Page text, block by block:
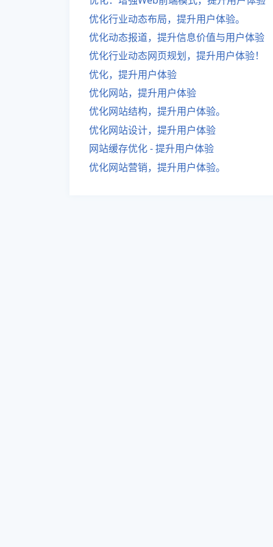
优化行业动态布局，提升用户体验。
优化动态报道，提升信息价值与用户体验
优化行业动态网页规划，提升用户体验！
优化，提升用户体验
优化网站，提升用户体验
优化网站结构，提升用户体验。
优化网站设计，提升用户体验
网站缓存优化 - 提升用户体验
优化网站营销，提升用户体验。